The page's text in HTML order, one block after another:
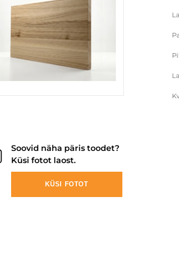
Soovid näha päris toodet?
Küsi fotot laost.
KÜSI FOTOT